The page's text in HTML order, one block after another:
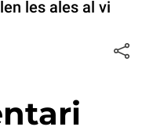
les ales al vi